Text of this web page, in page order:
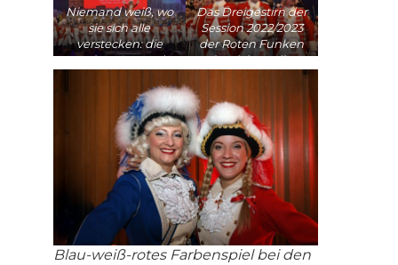
Niemand weiß, wo
sie sich alle
verstecken: die
Farben Rot und
Überhand auf der
Bühne)
Das Dreigestirn der
Session 2022/2023
der Roten Funken
begleitete die
Blau-weiß-rotes Farbenspiel bei den